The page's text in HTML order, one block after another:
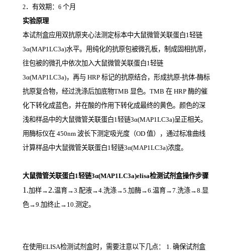
2．有效期： 6 个月
实验原理
本试剂盒应用双抗原夹心法测定标本中大鼠微管关联蛋白1轻链
3α(MAP1LC3a)水平。用纯化的抗原包被微孔板，制成固相抗原，
往包被的微孔中依次加入大鼠微管关联蛋白1轻链
3α(MAP1LC3a)，再与 HRP 标记的抗原结合，形成抗原-抗体-酶标
抗原复合物，经过洗涤后加底物TMB 显色。 TMB 在 HRP 酶的催
化下转化成蓝色，并在酸的作用下转化成最终的黄色。颜色的深
浅和样品中的大鼠微管关联蛋白1轻链3α(MAP1LC3a)呈正相关。
用酶标仪在 450nm 波长下测定吸光度（OD 值），通过标准曲线
计算样品中大鼠微管关联蛋白1轻链3α(MAP1LC3a)浓度。
大鼠微管关联蛋白1轻链3α(MAP1LC3a)elisa检测试剂盒操作步骤
1.加样→ 2.温育→3.配液→4.洗涤→5.加酶→6.温育→7.洗涤→8.显
色→9.加终止→10.测定。
在使用ELISA检测试剂盒时，需要注意以下几点： 1. 确保试剂盒